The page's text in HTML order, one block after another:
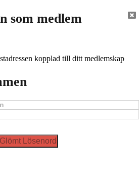
som medlem
kopplad till ditt medlemskap